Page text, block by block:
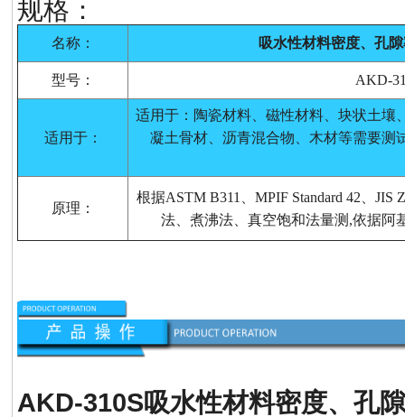
规格：
名称： 吸水性材料密度、孔
型号： AKD-
适用于：
适用于：陶瓷材料、磁性材料、块状土壤
凝土骨材、沥青混合物、木材等需要测
原理：
根据ASTM B311、MPIF Standard 42、
法、煮沸法、真空饱和法量测,依据阿
AKD-310S吸水性材料密度、孔